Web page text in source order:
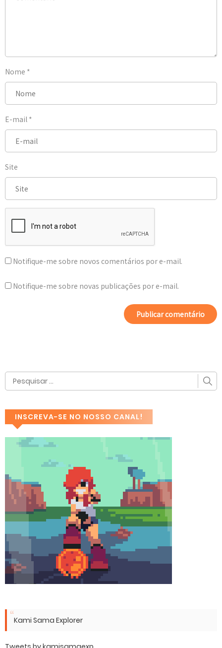
Nome *
E-mail *
Site
Notifique-me sobre novos comentários por e-mail.
Notifique-me sobre novas publicações por e-mail.
INSCREVA-SE NO NOSSO CANAL!
Kami Sama Explorer